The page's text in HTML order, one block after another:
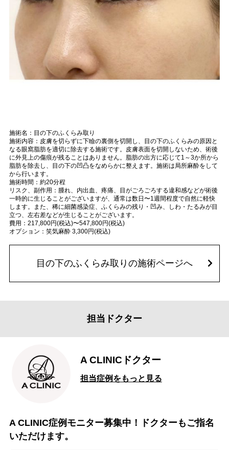
施術名：目の下のふくらみ取り
施術内容：皮膚を切らずに下瞼の裏側を切開し、目の下のふくらみの原因と
なる眼窩脂肪を適切に除去する施術です。皮膚表面を切開しないため、術後
に外見上の傷痕が残ることはありません。脂肪の出方に応じて1～3か所から
脂肪を除去し、目の下の凹凸をなめらかに整えます。施術は局所麻酔をして
から行います。
施術時間：約20分程
リスク、副作用：腫れ、内出血、疼痛、目がごろごろする違和感などが術後
一時的に生じることがございますが、通常は数日〜1週間程度で自然に軽快
します。また、稀に細菌感染症、ふくらみの残り・凹み、しわ・たるみが目
立つ、左右差などが生じることがございます。
費用：217,800円(税込)〜547,800円(税込)
オプション：笑気麻酔 3,300円(税込)
目の下のふくらみ取りの施術ページへ
担当ドクター
A CLINICドクター
担当症例をもっと見る
A CLINIC症例モニター募集中！ドクターもご指名
いただけます。